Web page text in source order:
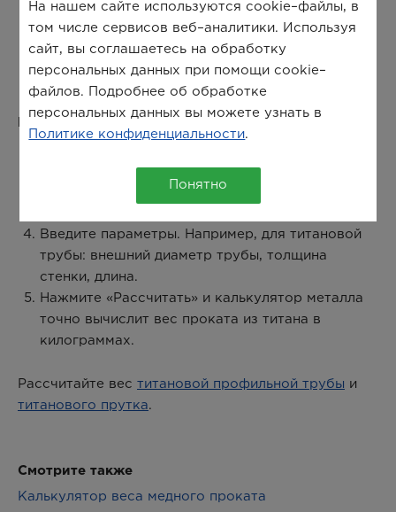
Как рассчитать вес титанового проката:
Выберите необходимый сортамент титанового
Введите параметры. Например, для титановой
трубы: внешний диаметр трубы, толщина
стенки, длина.
Нажмите «Рассчитать» и калькулятор металла
точно вычислит вес проката из титана в
килограммах.
Рассчитайте вес титановой профильной трубы и
титанового прутка.
Смотрите также
Калькулятор веса медного проката
На нашем сайте используются cookie–файлы, в
том числе сервисов веб–аналитики. Используя
сайт, вы соглашаетесь на обработку
персональных данных при помощи cookie–
файлов. Подробнее об обработке
персональных данных вы можете узнать в
Политике конфиденциальности.
Понятно